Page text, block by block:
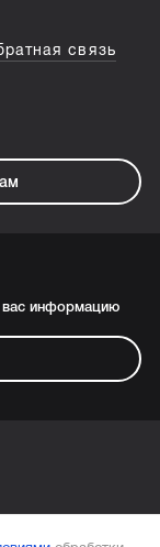
связь
вас информацию